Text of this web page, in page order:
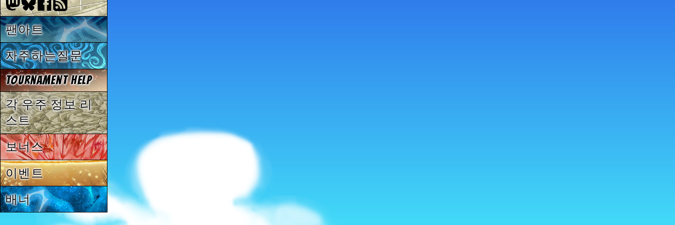
팬아트
자주하는질문
Tournament Help
각 우주 정보 리
스트
보너스
이벤트
배너